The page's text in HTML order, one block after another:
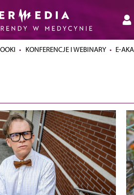
KONFERENCJE I WEBINARY E-